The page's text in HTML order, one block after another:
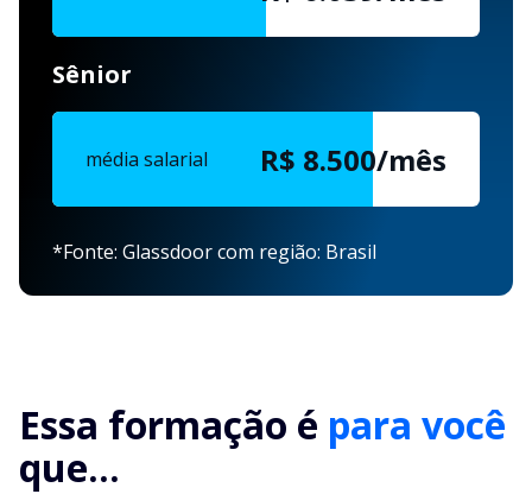
Sênior
média salarial R$ 8.500/mês
*Fonte: Glassdoor com região: Brasil
Essa formação é para você
que...